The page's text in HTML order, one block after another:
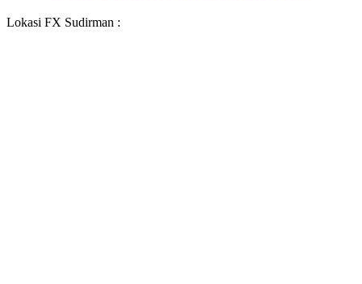
Lokasi FX Sudirman :